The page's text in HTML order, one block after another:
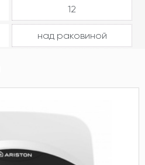
12
над раковиной